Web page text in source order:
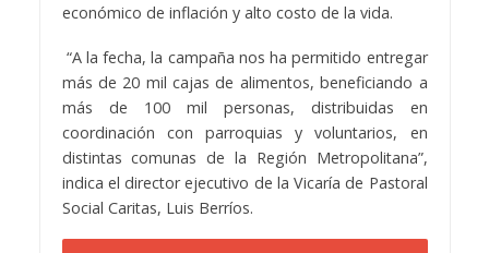
económico de inflación y alto costo de la vida.
“A la fecha, la campaña nos ha permitido entregar
más de 20 mil cajas de alimentos, beneficiando a
más de 100 mil personas, distribuidas en
coordinación con parroquias y voluntarios, en
distintas comunas de la Región Metropolitana”,
indica el director ejecutivo de la Vicaría de Pastoral
Social Caritas, Luis Berríos.